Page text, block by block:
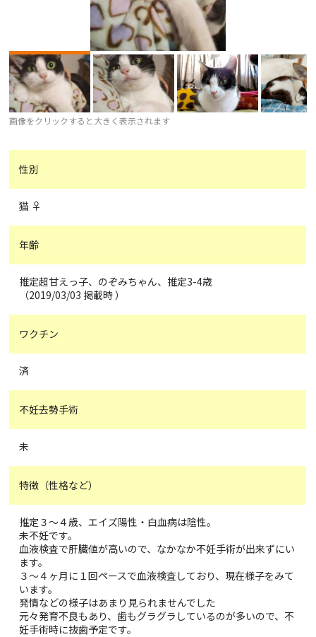
画像をクリックすると大きく表示されます
性別
猫 ♀
年齢
推定超甘えっ子、のぞみちゃん、推定3-4歳
（2019/03/03 掲載時 ）
ワクチン
済
不妊去勢手術
未
特徴（性格など）
推定３〜４歳、エイズ陽性・白血病は陰性。
未不妊です。
血液検査で肝臓値が高いので、なかなか不妊手術が出来ずにい
ます。
３〜４ヶ月に１回ペースで血液検査しており、現在様子をみて
います。
発情などの様子はあまり見られませんでした
元々発育不良もあり、歯もグラグラしているのが多いので、不
妊手術時に抜歯予定です。